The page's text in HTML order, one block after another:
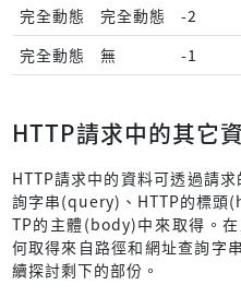
完全動態
完全動態 -2
完全動態
無 -1
HTTP請求中的其它
HTTP請求中的資料可透過請
詢字串(query)、HTTP的標頭
TP的主體(body)中來取得。
何取得來自路徑和網址查詢字
續探討剩下的部份。